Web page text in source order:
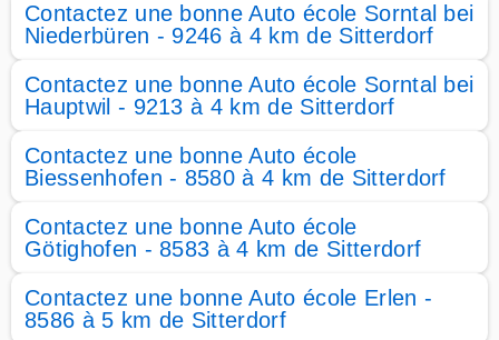
Contactez une bonne Auto école Sorntal bei
Niederbüren - 9246 à 4 km de Sitterdorf
Contactez une bonne Auto école Sorntal bei
Hauptwil - 9213 à 4 km de Sitterdorf
Contactez une bonne Auto école
Biessenhofen - 8580 à 4 km de Sitterdorf
Contactez une bonne Auto école
Götighofen - 8583 à 4 km de Sitterdorf
Contactez une bonne Auto école Erlen -
8586 à 5 km de Sitterdorf